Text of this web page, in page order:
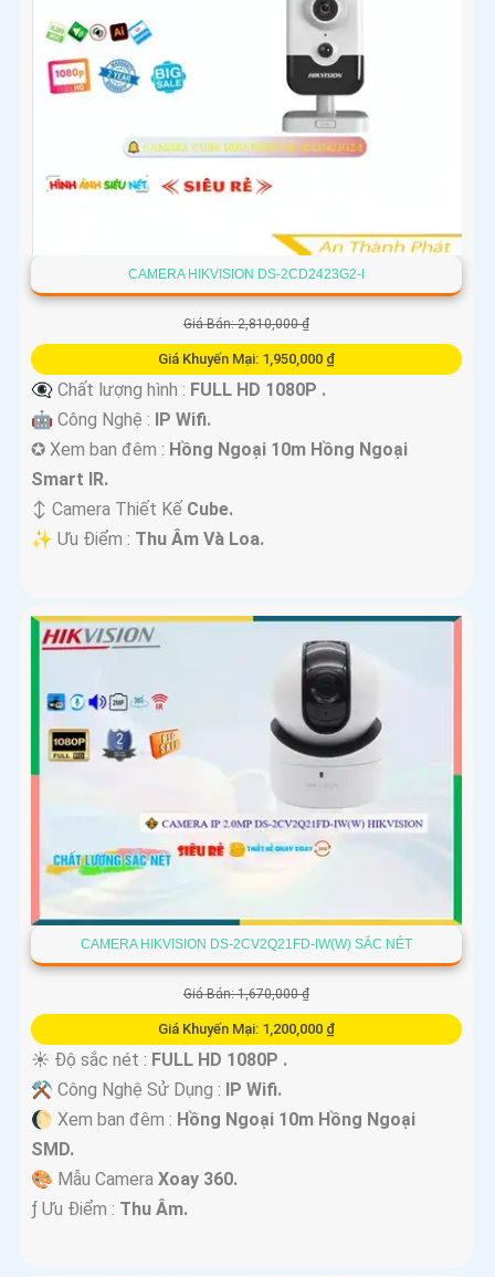
CAMERA HIKVISION DS-2CD2423G2-I
Giá Bán: 2,810,000 ₫
Giá Khuyến Mại: 1,950,000 ₫
👁️‍🗨 Chất lượng hình : FULL HD 1080P .
🤖️ Công Nghệ :
IP Wifi.
✪ Xem ban đêm : Hồng Ngoại 10m Hồng Ngoại
Smart IR.
↕️ Camera Thiết Kế Cube.
️✨ Ưu Điểm : Thu Âm Và Loa.
CAMERA HIKVISION DS-2CV2Q21FD-IW(W) SẮC NÉT
Giá Bán: 1,670,000 ₫
Giá Khuyến Mại: 1,200,000 ₫
☀️ Độ sắc nét : FULL HD 1080P .
⚒ Công Nghệ Sử Dụng :
IP Wifi.
🌔 Xem ban đêm : Hồng Ngoại 10m Hồng Ngoại
SMD.
🎨 Mẫu Camera Xoay 360.
️ƒ Ưu Điểm : Thu Âm.